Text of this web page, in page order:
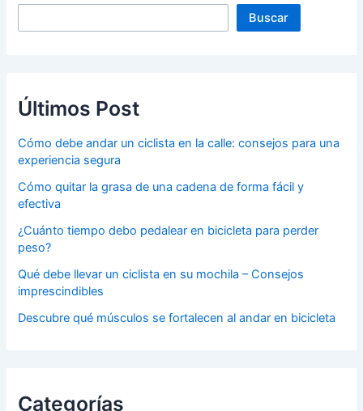
Buscar
Últimos Post
Cómo debe andar un ciclista en la calle: consejos para una
experiencia segura
Cómo quitar la grasa de una cadena de forma fácil y
efectiva
¿Cuánto tiempo debo pedalear en bicicleta para perder
peso?
Qué debe llevar un ciclista en su mochila – Consejos
imprescindibles
Descubre qué músculos se fortalecen al andar en bicicleta
Categorías